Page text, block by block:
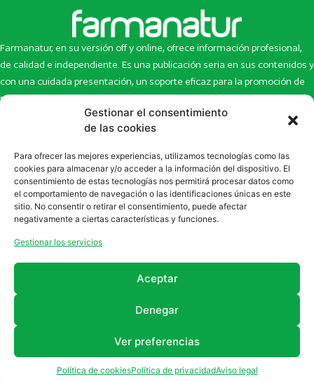
Gestionar el consentimiento
de las cookies
Para ofrecer las mejores experiencias, utilizamos tecnologías como las
cookies para almacenar y/o acceder a la información del dispositivo. El
consentimiento de estas tecnologías nos permitirá procesar datos como
el comportamiento de navegación o las identificaciones únicas en este
sitio. No consentir o retirar el consentimiento, puede afectar
negativamente a ciertas características y funciones.
Gestionar los servicios
Aceptar
Denegar
Ver preferencias
Política de cookiesPolítica de privacidadAviso legal
Farmanatur, en su versión off y online, ofrece información profesional,
de calidad e independiente. Es una publicación seria en sus contenidos y
con una cuidada presentación, un soporte eficaz para la promoción de
productos y novedades.
Inicio
Newsletter
Eco Multimedia
Contacto
Artículos
Escaparate
Enlaces de interés
SUSCRÍBETE A NUESTRO NEWSLETTER
la sección deNewsletter
Revista Farmanatur